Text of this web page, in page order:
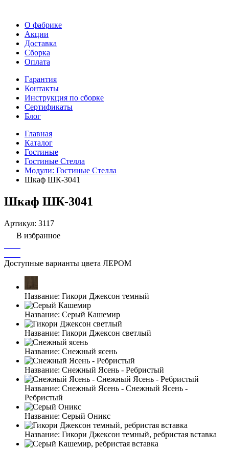
О фабрике
Акции
Доставка
Сборка
Оплата
Гарантия
Контакты
Инструкция по сборке
Сертификаты
Блог
Главная
Каталог
Гостиные
Гостиные Стелла
Модули: Гостиные Стелла
Шкаф ШК-3041
Шкаф ШК-3041
Артикул: 3117
В избранное
Доступные варианты цвета ЛЕРОМ
Название: Гикори Джексон темный
Название: Серый Кашемир
Название: Гикори Джексон светлый
Название: Снежный ясень
Название: Снежный Ясень - Ребристый
Название: Снежный Ясень - Снежный Ясень -
Ребристый
Название: Серый Оникс
Название: Гикори Джексон темный, ребристая вставка